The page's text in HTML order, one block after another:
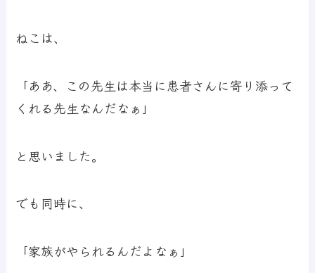
ねこは、
「ああ、この先生は本当に患者さんに寄り添って
くれる先生なんだなぁ」
と思いました。
でも同時に、
「家族がやられるんだよなぁ」